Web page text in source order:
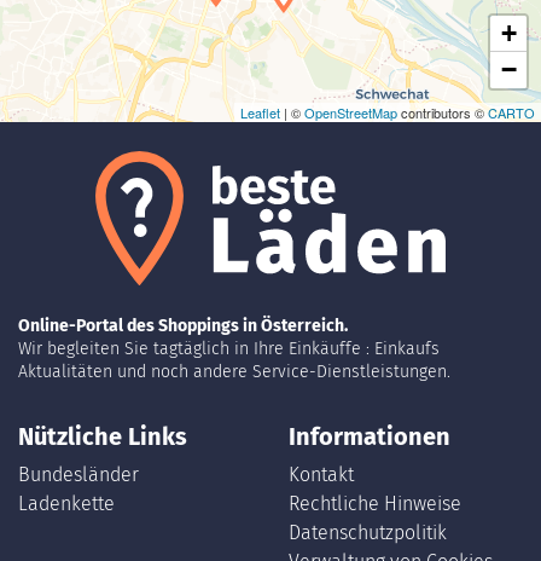
+
−
Leaflet | ©OpenStreetMapcontributors ©CARTO
Online-Portal des Shoppings in Österreich.
Wir begleiten Sie tagtäglich in Ihre Einkäuffe : Einkaufs
Aktualitäten und noch andere Service-Dienstleistungen.
Nützliche Links
Bundesländer
Ladenkette
Informationen
Kontakt
Rechtliche Hinweise
Datenschutzpolitik